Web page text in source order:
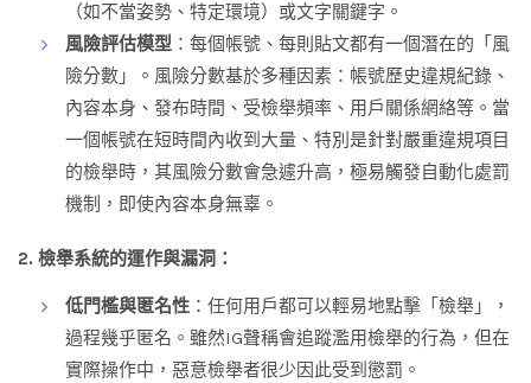
（如不當姿勢、特定環境）或文字關鍵字。
風險評估模型 ：每個帳號、每則貼文都有一個潛在的「風
險分數」。風險分數基於多種因素：帳號歷史違規紀錄、
內容本身、發布時間、受檢舉頻率、用戶關係網絡等。當
一個帳號在短時間內收到大量、特別是針對嚴重違規項目
的檢舉時，其風險分數會急遽升高，極易觸發自動化處罰
機制，即使內容本身無辜。
2. 檢舉系統的運作與漏洞：
低門檻與匿名性 ：任何用戶都可以輕易地點擊「檢舉」，
過程幾乎匿名。雖然IG聲稱會追蹤濫用檢舉的行為，但在
實際操作中，惡意檢舉者很少因此受到懲罰。